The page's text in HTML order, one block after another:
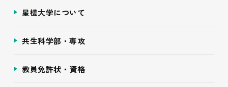
星槎大学について
共生科学部・専攻
教員免許状・資格